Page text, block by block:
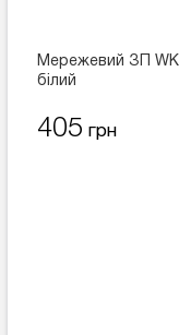
Мережевий ЗП WK
білий
405 грн